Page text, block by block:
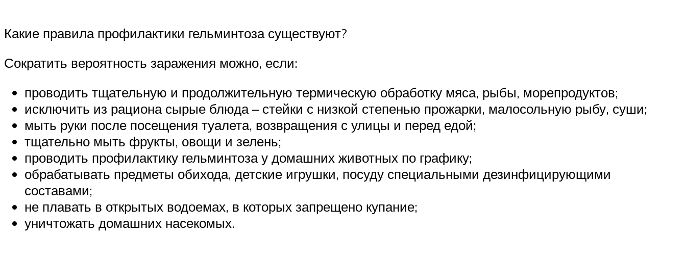
Какие правила профилактики гельминтоза существуют?
Сократить вероятность заражения можно, если:
проводить тщательную и продолжительную термическую обработку мяса, рыбы, морепродуктов;
исключить из рациона сырые блюда – стейки с низкой степенью прожарки, малосольную рыбу, суши;
мыть руки после посещения туалета, возвращения с улицы и перед едой;
тщательно мыть фрукты, овощи и зелень;
проводить профилактику гельминтоза у домашних животных по графику;
обрабатывать предметы обихода, детские игрушки, посуду специальными дезинфицирующими
составами;
не плавать в открытых водоемах, в которых запрещено купание;
уничтожать домашних насекомых.